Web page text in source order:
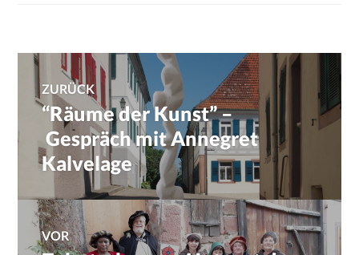
Beitragsnavigation
ZURÜCK
Previous
post:
“Räume der Kunst” –
Gespräch mit Annegret
Kalvelage
VOR